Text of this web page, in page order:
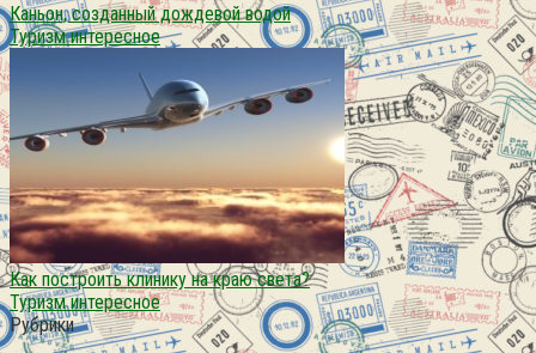
Каньон, созданный дождевой водой
Туризм интересное
Как построить клинику на краю света?
Туризм интересное
Рубрики